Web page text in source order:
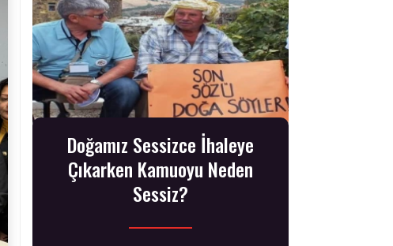
Doğamız Sessizce İhaleye
Çıkarken Kamuoyu Neden
Sessiz?